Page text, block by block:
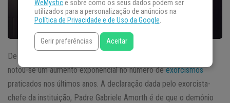
De acordo com a Universidade Regina Apostolorum, em Roma,
notou-se um aumento exponencial no número deexorcismos
praticados nos últimos anos. A declaração dada pelo exorcista-
chefe da instituição, Padre Gabriele Amorth é de que o demônio
WeMystice sobre como os seus dados podem ser
utilizados para a personalização de anúncios na
Política de Privacidade e de Uso da Google.
Gerir preferências Aceitar